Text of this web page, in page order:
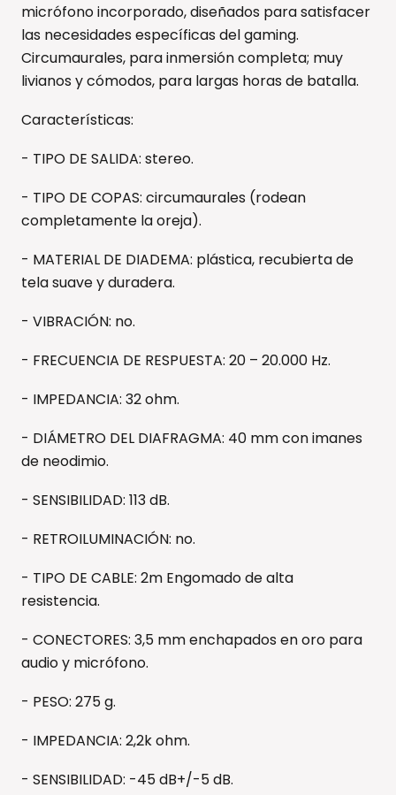
micrófono incorporado, diseñados para satisfacer
las necesidades específicas del gaming.
Circumaurales, para inmersión completa; muy
livianos y cómodos, para largas horas de batalla.
Características:
- TIPO DE SALIDA: stereo.
- TIPO DE COPAS: circumaurales (rodean
completamente la oreja).
- MATERIAL DE DIADEMA: plástica, recubierta de
tela suave y duradera.
- VIBRACIÓN: no.
- FRECUENCIA DE RESPUESTA: 20 – 20.000 Hz.
- IMPEDANCIA: 32 ohm.
- DIÁMETRO DEL DIAFRAGMA: 40 mm con imanes
de neodimio.
- SENSIBILIDAD: 113 dB.
- RETROILUMINACIÓN: no.
- TIPO DE CABLE: 2m Engomado de alta
resistencia.
- CONECTORES: 3,5 mm enchapados en oro para
audio y micrófono.
- PESO: 275 g.
- IMPEDANCIA: 2,2k ohm.
- SENSIBILIDAD: -45 dB+/-5 dB.